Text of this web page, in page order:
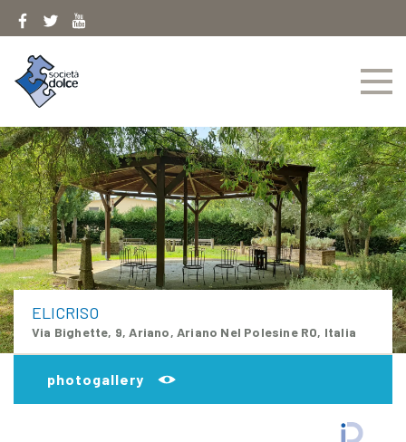
ELICRISO
Via Bighette, 9, Ariano, Ariano Nel Polesine RO, Italia
photogallery